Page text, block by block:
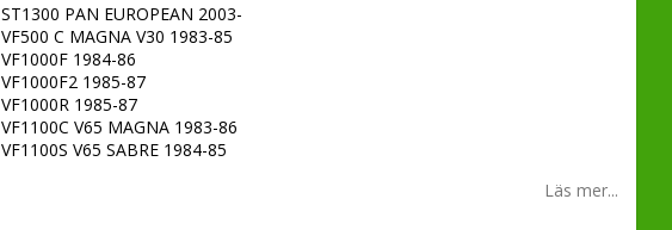
ST1300 PAN EUROPEAN 2003-
VF500 C MAGNA V30 1983-85
VF1000F 1984-86
VF1000F2 1985-87
VF1000R 1985-87
VF1100C V65 MAGNA 1983-86
VF1100S V65 SABRE 1984-85
Läs mer...